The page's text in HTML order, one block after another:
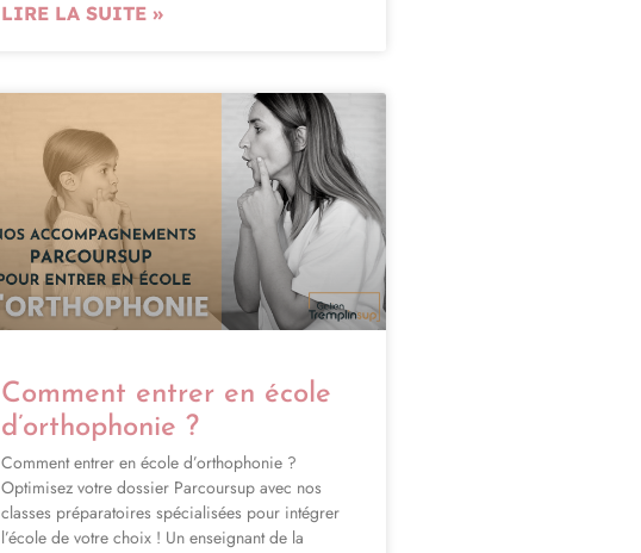
LIRE LA SUITE »
Comment entrer en école
d’orthophonie ?
Comment entrer en école d’orthophonie ?
Optimisez votre dossier Parcoursup avec nos
classes préparatoires spécialisées pour intégrer
l’école de votre choix ! Un enseignant de la